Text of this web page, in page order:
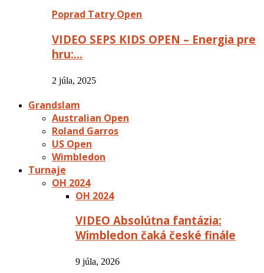
Poprad Tatry Open
VIDEO SEPS KIDS OPEN – Energia pre
hru:…
2 júla, 2025
Grandslam
Australian Open
Roland Garros
US Open
Wimbledon
Turnaje
OH 2024
OH 2024
VIDEO Absolútna fantázia:
Wimbledon čaká české finále
9 júla, 2026